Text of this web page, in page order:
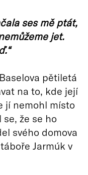
ses mě ptát,
jet.
pětiletá
na to, kde její
jí nemohl místo
že se ho
svého domova
Jarmúk v